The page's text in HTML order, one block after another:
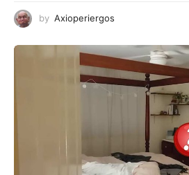
by Axioperiergos